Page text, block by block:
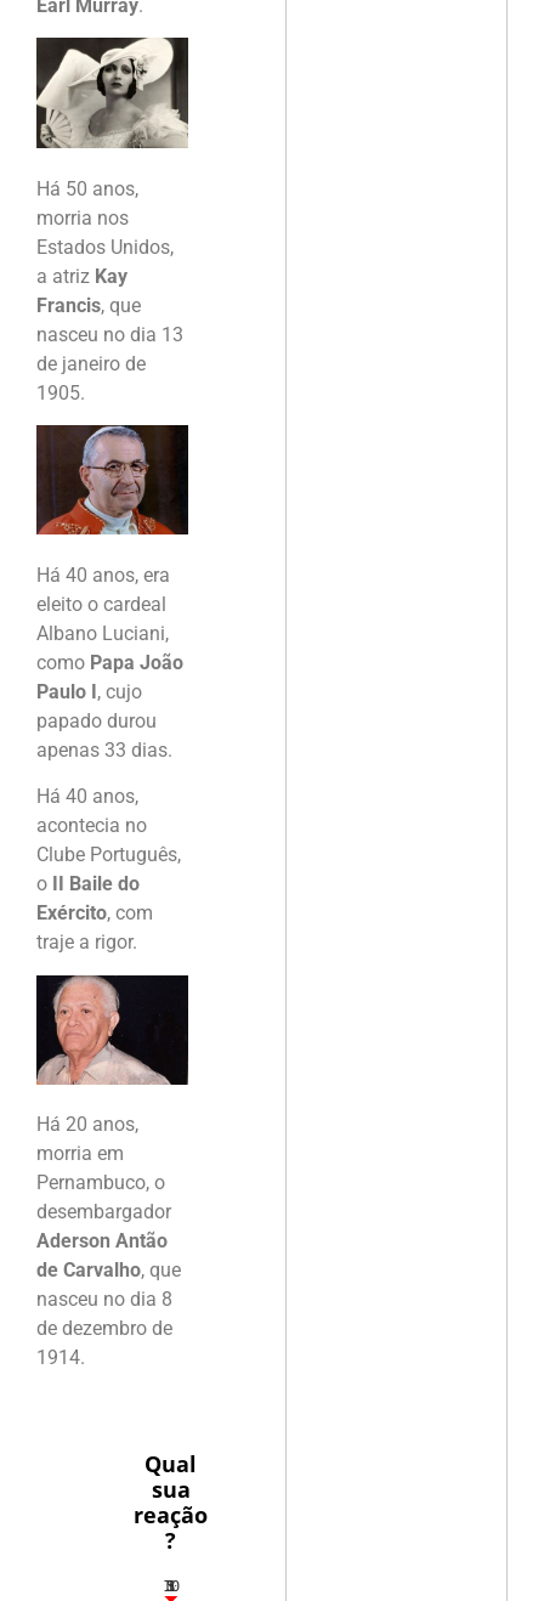
Earl Murray.
Há 50 anos,
morria nos
Estados Unidos,
a atriz Kay
Francis, que
nasceu no dia 13
de janeiro de
1905.
Há 40 anos, era
eleito o cardeal
Albano Luciani,
como Papa João
Paulo I, cujo
papado durou
apenas 33 dias.
Há 40 anos,
acontecia no
Clube Português,
o
II Baile do
Exército, com
traje a rigor.
Há 20 anos,
morria em
Pernambuco, o
desembargador
Aderson Antão
de Carvalho, que
nasceu no dia 8
de dezembro de
1914.
Qual
sua
reação
?
5
1
1
3
10